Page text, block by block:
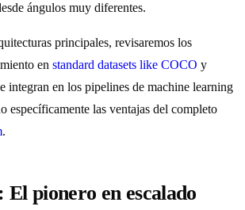
ángulos muy diferentes.
principales, revisaremos los
en standard datasets like COCO y
integran en los pipelines de machine learning
específicamente las ventajas del completo
.
pionero en escalado